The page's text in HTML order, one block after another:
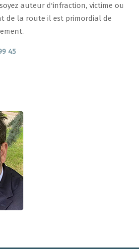
auteur d'infraction, victime ou
de la route il est primordial de
45